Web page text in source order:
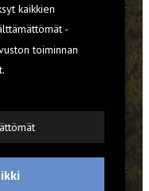
kaikkien
-
toiminnan